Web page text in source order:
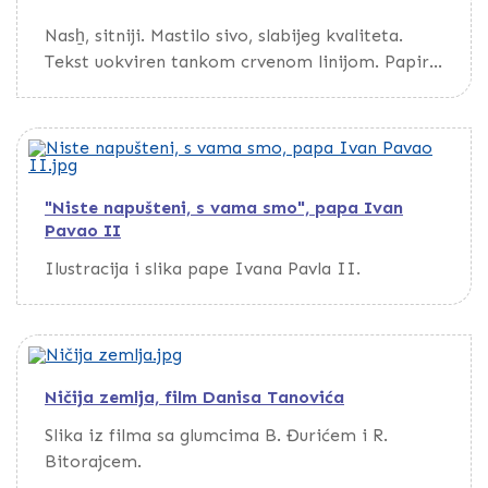
Nema podataka o prepisivaču, godini ni mjestu
Rukopis je otkupljen od Arifa Džumhura iz
Konjica 1962. godine.
Nasẖ, sitniji. Mastilo sivo, slabijeg kvaliteta.
Tekst uokviren tankom crvenom linijom. Papir
zahvaćeni vlagom. Kustode.
strane obložene ukrasnim papirom.
"Niste napušteni, s vama smo", papa Ivan
Pavao II
Ilustracija i slika pape Ivana Pavla II.
Ničija zemlja, film Danisa Tanovića
Slika iz filma sa glumcima B. Đurićem i R.
Bitorajcem.